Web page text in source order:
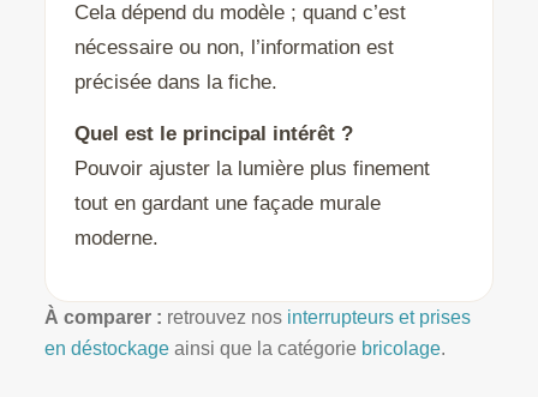
Cela dépend du modèle ; quand c’est
nécessaire ou non, l’information est
précisée dans la fiche.
Quel est le principal intérêt ?
Pouvoir ajuster la lumière plus finement
tout en gardant une façade murale
moderne.
À comparer : retrouvez nos interrupteurs et prises
en déstockageainsi que la catégorie bricolage.